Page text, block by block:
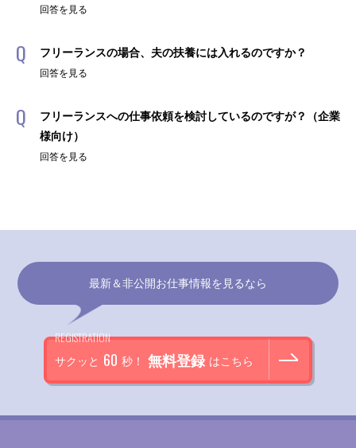
回答を見る
フリーランスの場合、夫の扶養には入れるのですか？
回答を見る
フリーランスへの仕事依頼を検討しているのですが？（企業
様向け）
回答を見る
最新＆非公開お仕事情報を見るなら
REGISTRATION
サクッと 60 秒！ 無料登録 はこちら